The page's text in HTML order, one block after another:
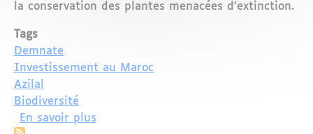
la conservation des plantes menacées d'extinction.
Tags
Demnate
Investissement au Maroc
Azilal
Biodiversité
En savoir plus